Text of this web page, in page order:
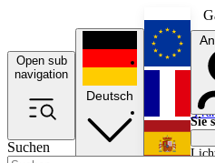
Open sub
navigation
Suchen
Deutsch
Sie